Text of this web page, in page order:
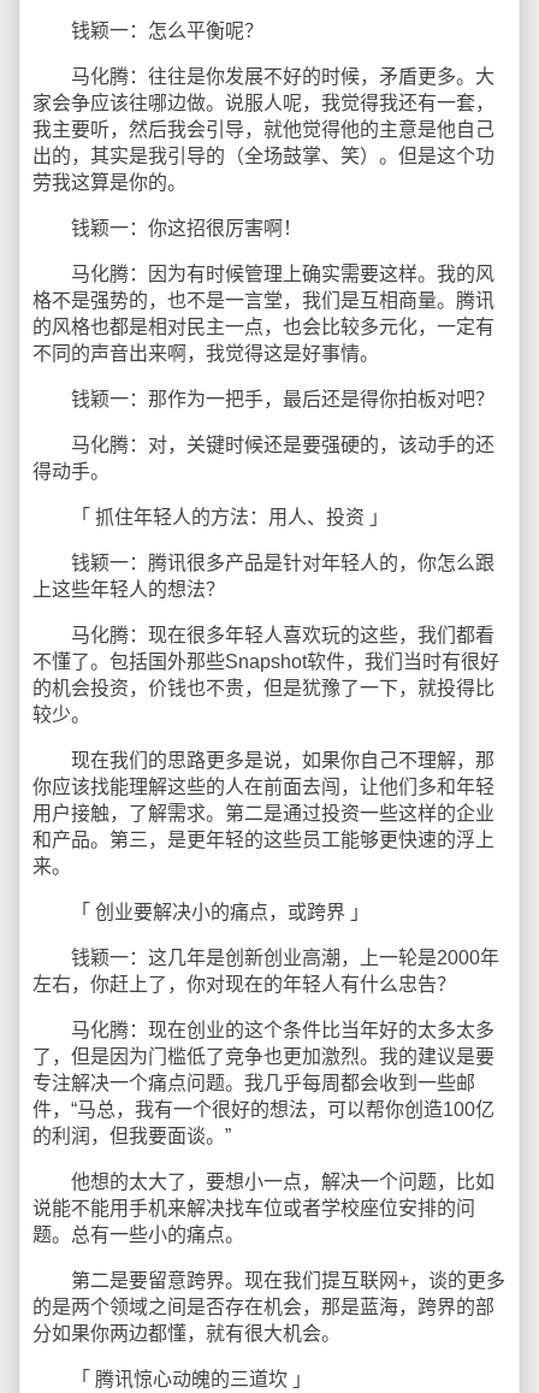
钱颖一：怎么平衡呢？
马化腾：往往是你发展不好的时候，矛盾更多。大
家会争应该往哪边做。说服人呢，我觉得我还有一套，
我主要听，然后我会引导，就他觉得他的主意是他自己
出的，其实是我引导的（全场鼓掌、笑）。但是这个功
劳我这算是你的。
钱颖一：你这招很厉害啊！
马化腾：因为有时候管理上确实需要这样。我的风
格不是强势的，也不是一言堂，我们是互相商量。腾讯
的风格也都是相对民主一点，也会比较多元化，一定有
不同的声音出来啊，我觉得这是好事情。
钱颖一：那作为一把手，最后还是得你拍板对吧？
马化腾：对，关键时候还是要强硬的，该动手的还
得动手。
「 抓住年轻人的方法：用人、投资 」
钱颖一：腾讯很多产品是针对年轻人的，你怎么跟
上这些年轻人的想法？
马化腾：现在很多年轻人喜欢玩的这些，我们都看
不懂了。包括国外那些Snapshot软件，我们当时有很好
的机会投资，价钱也不贵，但是犹豫了一下，就投得比
较少。
现在我们的思路更多是说，如果你自己不理解，那
你应该找能理解这些的人在前面去闯，让他们多和年轻
用户接触，了解需求。第二是通过投资一些这样的企业
和产品。第三，是更年轻的这些员工能够更快速的浮上
来。
「 创业要解决小的痛点，或跨界 」
钱颖一：这几年是创新创业高潮，上一轮是2000年
左右，你赶上了，你对现在的年轻人有什么忠告？
马化腾：现在创业的这个条件比当年好的太多太多
了，但是因为门槛低了竞争也更加激烈。我的建议是要
专注解决一个痛点问题。我几乎每周都会收到一些邮
件，“马总，我有一个很好的想法，可以帮你创造100亿
的利润，但我要面谈。”
他想的太大了，要想小一点，解决一个问题，比如
说能不能用手机来解决找车位或者学校座位安排的问
题。总有一些小的痛点。
第二是要留意跨界。现在我们提互联网+，谈的更多
的是两个领域之间是否存在机会，那是蓝海，跨界的部
分如果你两边都懂，就有很大机会。
「 腾讯惊心动魄的三道坎 」